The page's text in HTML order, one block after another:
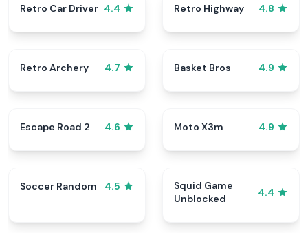
Retro Car Driver 4.4 Retro Highway 4.8
Retro Archery 4.7 Basket Bros 4.9
Escape Road 2 4.6 Moto X3m 4.9
Soccer Random 4.5
Squid Game
Unblocked
4.4